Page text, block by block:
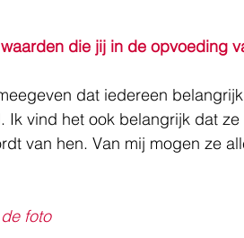
die jij in de opvoeding
dat iedereen
Ik vind het ook belangrijk dat
van hen. Van mij mogen ze
foto